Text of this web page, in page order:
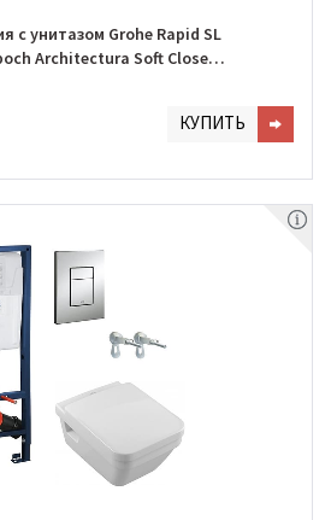
с унитазом Grohe Rapid SL
Architectura Soft Close
КУПИТЬ